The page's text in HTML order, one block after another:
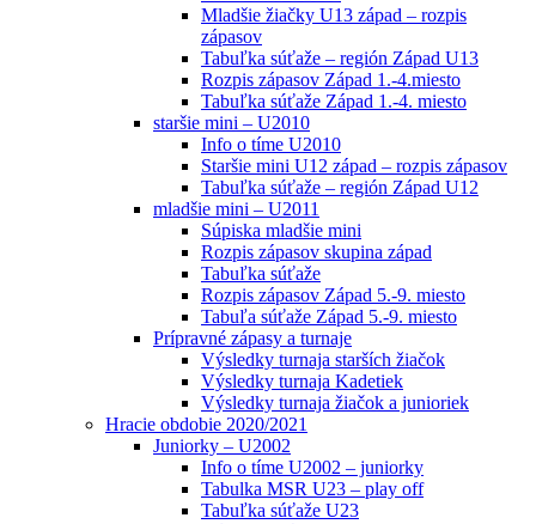
Mladšie žiačky U13 západ – rozpis
zápasov
Tabuľka súťaže – región Západ U13
Rozpis zápasov Západ 1.-4.miesto
Tabuľka súťaže Západ 1.-4. miesto
staršie mini – U2010
Info o tíme U2010
Staršie mini U12 západ – rozpis zápasov
Tabuľka súťaže – región Západ U12
mladšie mini – U2011
Súpiska mladšie mini
Rozpis zápasov skupina západ
Tabuľka súťaže
Rozpis zápasov Západ 5.-9. miesto
Tabuľa súťaže Západ 5.-9. miesto
Prípravné zápasy a turnaje
Výsledky turnaja starších žiačok
Výsledky turnaja Kadetiek
Výsledky turnaja žiačok a junioriek
Hracie obdobie 2020/2021
Juniorky – U2002
Info o tíme U2002 – juniorky
Tabulka MSR U23 – play off
Tabuľka súťaže U23